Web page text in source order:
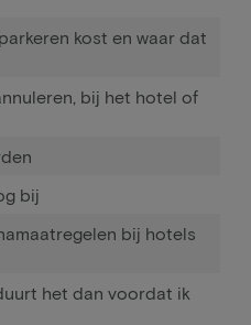
kost en waar dat
bij het hotel of
bij
bij hotels
het dan voordat ik